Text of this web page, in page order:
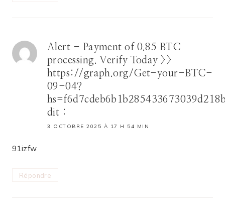
Alert - Payment of 0.85 BTC
processing. Verify Today >>
https://graph.org/Get-your-BTC-
09-04?
dit :
3 OCTOBRE 2025 À 17 H 54 MIN
91izfw
Répondre